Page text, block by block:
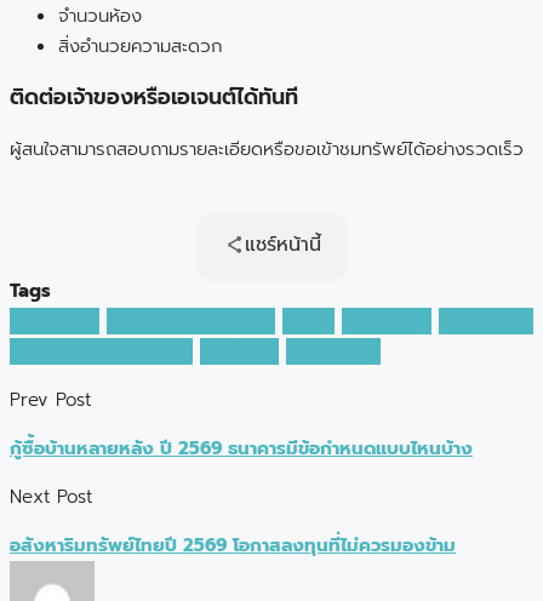
จำนวนห้อง
สิ่งอำนวยความสะดวก
ติดต่อเจ้าของหรือเอเจนต์ได้ทันที
ผู้สนใจสามารถสอบถามรายละเอียดหรือขอเข้าชมทรัพย์ได้อย่างรวดเร็ว
แชร์หน้านี้
Tags
Prev Post
กู้ซื้อบ้านหลายหลัง ปี 2569 ธนาคารมีข้อกำหนดแบบไหนบ้าง
Next Post
อสังหาริมทรัพย์ไทยปี 2569 โอกาสลงทุนที่ไม่ควรมองข้าม